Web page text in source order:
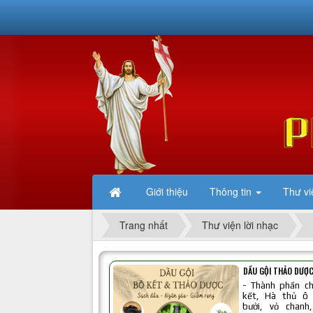
Giới thiệu Thông tin Thư
Trang nhất Thư viện lời nhạc